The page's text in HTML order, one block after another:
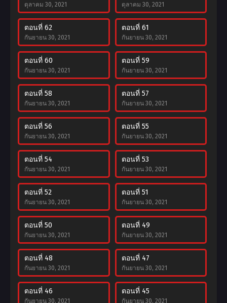
ตุลาคม 30, 2021 ตุลาคม 30, 2021
ตอนที่ 62
กันยายน 30, 2021
ตอนที่ 61
กันยายน 30, 2021
ตอนที่ 60
กันยายน 30, 2021
ตอนที่ 59
กันยายน 30, 2021
ตอนที่ 58
กันยายน 30, 2021
ตอนที่ 57
กันยายน 30, 2021
ตอนที่ 56
กันยายน 30, 2021
ตอนที่ 55
กันยายน 30, 2021
ตอนที่ 54
กันยายน 30, 2021
ตอนที่ 53
กันยายน 30, 2021
ตอนที่ 52
กันยายน 30, 2021
ตอนที่ 51
กันยายน 30, 2021
ตอนที่ 50
กันยายน 30, 2021
ตอนที่ 49
กันยายน 30, 2021
ตอนที่ 48
กันยายน 30, 2021
ตอนที่ 47
กันยายน 30, 2021
ตอนที่ 46
กันยายน 30, 2021
ตอนที่ 45
กันยายน 30, 2021